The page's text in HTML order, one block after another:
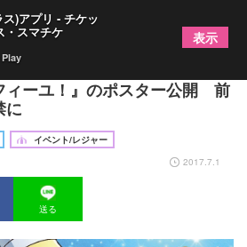
リキュアアラモード パリッ
ィーユ！』のポスター公開 前
に
イベント/レジャー
2017.7.1
送る
)アプリ - チケッ
・スマチケ 表示